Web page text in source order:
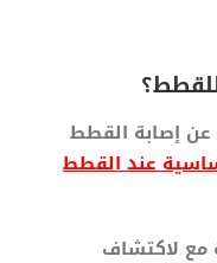
إصابة القطط
عند القطط
إجرائها على 56 قطة مع لاكتشاف